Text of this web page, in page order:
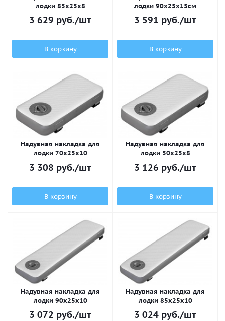
лодки 85х25x8
3 629 руб./шт
В корзину
лодки 90х25x15см
3 591 руб./шт
В корзину
Надувная накладка для
лодки 70х25x10
3 308 руб./шт
В корзину
Надувная накладка для
лодки 50х25x8
3 126 руб./шт
В корзину
Надувная накладка для
лодки 90х25x10
3 072 руб./шт
Надувная накладка для
лодки 85х25x10
3 024 руб./шт